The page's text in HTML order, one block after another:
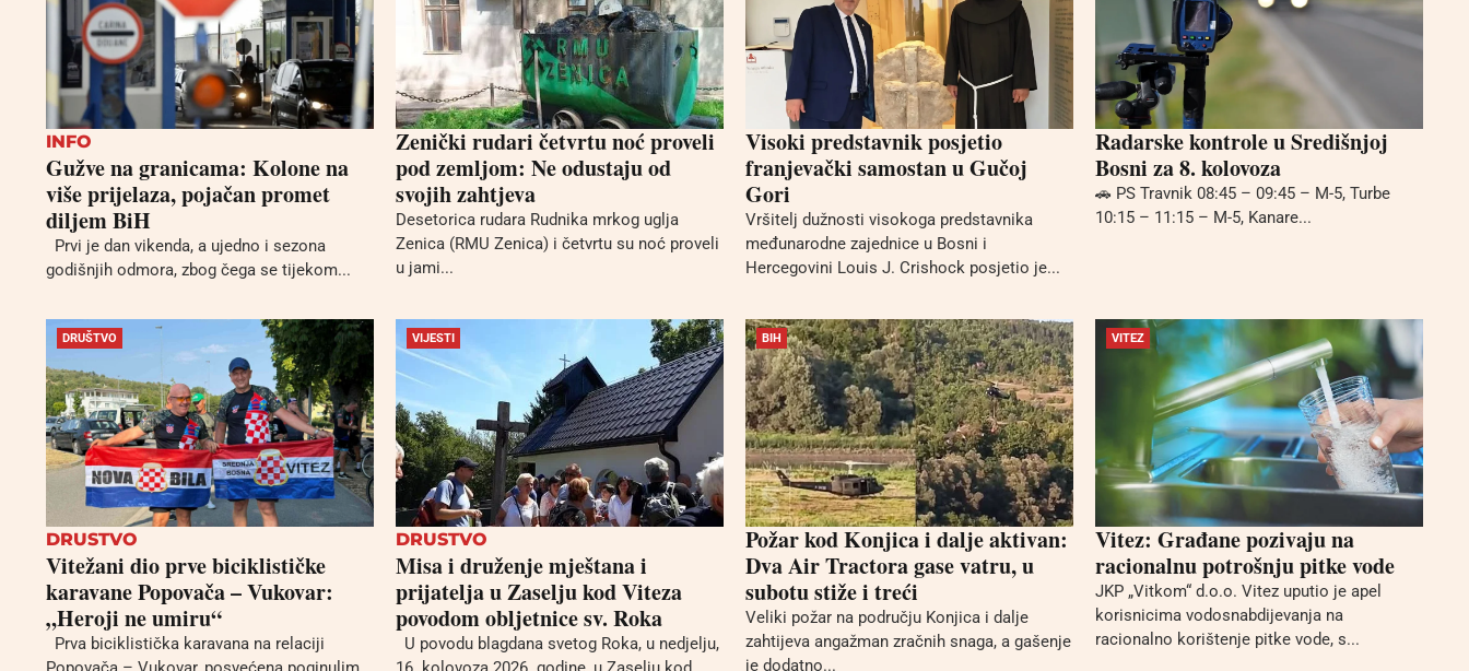
INFO
Gužve na granicama: Kolone na
više prijelaza, pojačan promet
diljem BiH
Prvi je dan vikenda, a ujedno i sezona
godišnjih odmora, zbog čega se tijekom...
Zenički rudari četvrtu noć proveli
pod zemljom: Ne odustaju od
svojih zahtjeva
Desetorica rudara Rudnika mrkog uglja
Zenica (RMU Zenica) i četvrtu su noć proveli
u jami...
Visoki predstavnik posjetio
franjevački samostan u Gučoj
Gori
Vršitelj dužnosti visokoga predstavnika
međunarodne zajednice u Bosni i
Hercegovini Louis J. Crishock posjetio je...
Radarske kontrole u Središnjoj
Bosni za 8. kolovoza
🚗 PS Travnik 08:45 – 09:45 – M-5, Turbe
10:15 – 11:15 – M-5, Kanare...
DRUŠTVO
DRUSTVO
Vitežani dio prve biciklističke
karavane Popovača – Vukovar:
„Heroji ne umiru“
Prva biciklistička karavana na relaciji
VIJESTI
DRUSTVO
Misa i druženje mještana i
prijatelja u Zaselju kod Viteza
povodom obljetnice sv. Roka
U povodu blagdana svetog Roka, u nedjelju,
BIH
Požar kod Konjica i dalje aktivan:
Dva Air Tractora gase vatru, u
subotu stiže i treći
Veliki požar na području Konjica i dalje
zahtijeva angažman zračnih snaga, a gašenje
je dodatno...
VITEZ
Vitez: Građane pozivaju na
racionalnu potrošnju pitke vode
JKP „Vitkom“ d.o.o. Vitez uputio je apel
korisnicima vodosnabdijevanja na
racionalno korištenje pitke vode, s...